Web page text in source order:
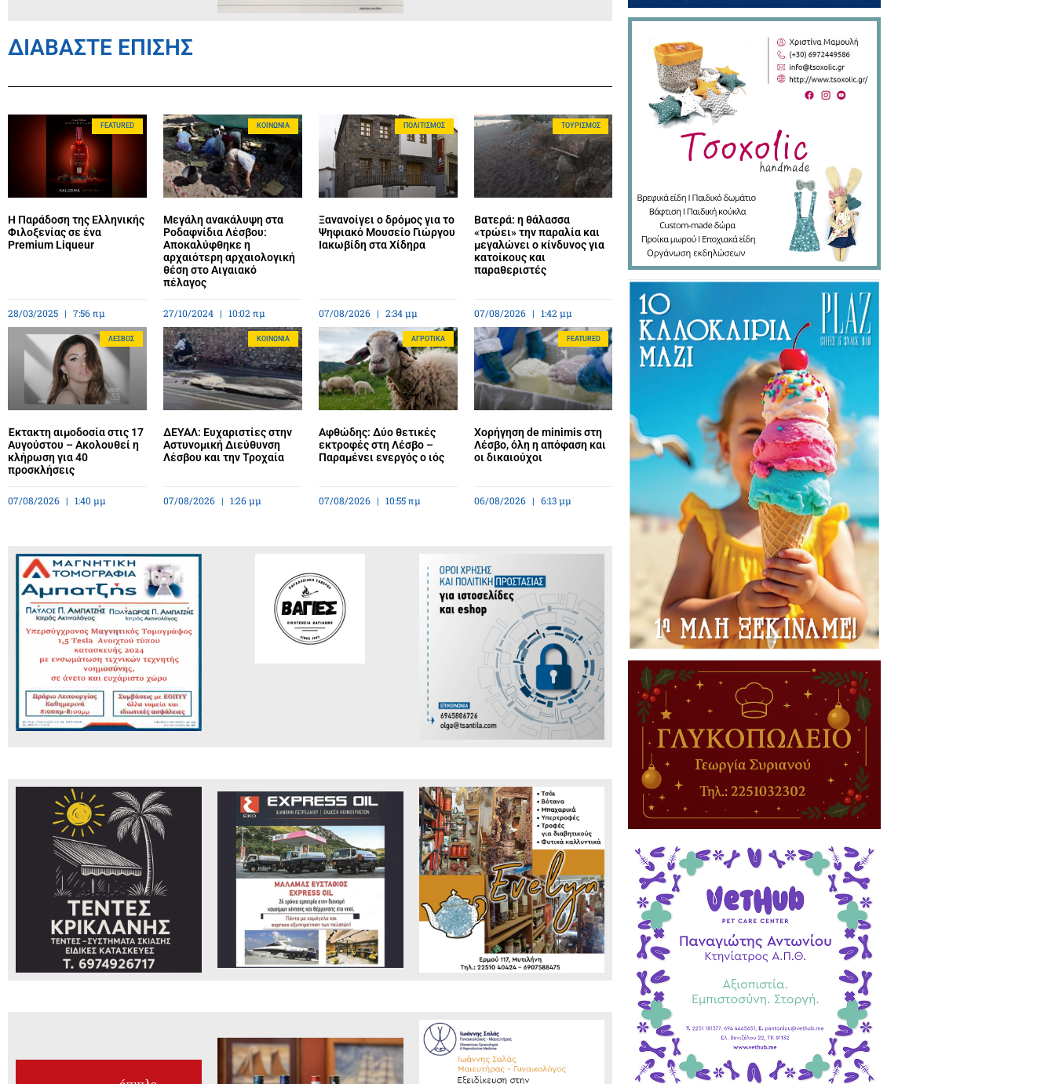
ΔΙΑΒΑΣΤΕ ΕΠΙΣΗΣ
FEATURED
Η Παράδοση της Ελληνικής
Φιλοξενίας σε ένα
Premium Liqueur
28/03/2025 7:56 πμ
ΚΟΙΝΩΝΊΑ
Μεγάλη ανακάλυψη στα
Ροδαφνίδια Λέσβου:
Αποκαλύφθηκε η
αρχαιότερη αρχαιολογική
θέση στο Αιγαιακό
πέλαγος
27/10/2024 10:02 πμ
ΠΟΛΙΤΙΣΜΌΣ
Ξανανοίγει ο δρόμος για το
Ψηφιακό Μουσείο Γιώργου
Ιακωβίδη στα Χίδηρα
07/08/2026 2:34 μμ
ΤΟΥΡΙΣΜΌΣ
Βατερά: η θάλασσα
«τρώει» την παραλία και
μεγαλώνει ο κίνδυνος για
κατοίκους και
παραθεριστές
07/08/2026 1:42 μμ
ΛΈΣΒΟΣ
Έκτακτη αιμοδοσία στις 17
Αυγούστου – Ακολουθεί η
κλήρωση για 40
προσκλήσεις
07/08/2026 1:40 μμ
ΚΟΙΝΩΝΊΑ
ΔΕΥΑΛ: Ευχαριστίες στην
Αστυνομική Διεύθυνση
Λέσβου και την Τροχαία
07/08/2026 1:26 μμ
ΑΓΡΟΤΙΚΆ
Αφθώδης: Δύο θετικές
εκτροφές στη Λέσβο –
Παραμένει ενεργός ο ιός
07/08/2026 10:55 πμ
FEATURED
Χορήγηση de minimis στη
Λέσβο, όλη η απόφαση και
οι δικαιούχοι
06/08/2026 6:13 μμ